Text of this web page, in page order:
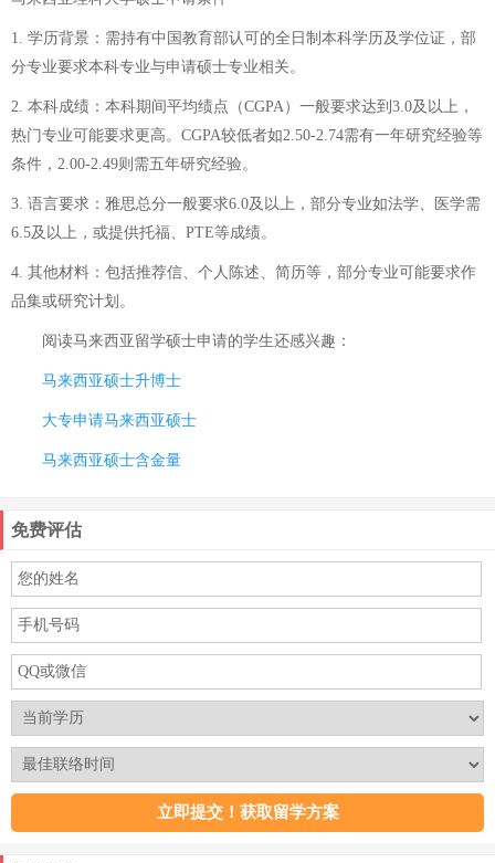
1. 学历背景：需持有中国教育部认可的全日制本科学历及学位证，部
分专业要求本科专业与申请硕士专业相关。
2. 本科成绩：本科期间平均绩点（CGPA）一般要求达到3.0及以上，
热门专业可能要求更高。CGPA较低者如2.50-2.74需有一年研究经验等
条件，2.00-2.49则需五年研究经验。
3. 语言要求：雅思总分一般要求6.0及以上，部分专业如法学、医学需
6.5及以上，或提供托福、PTE等成绩。
4. 其他材料：包括推荐信、个人陈述、简历等，部分专业可能要求作
品集或研究计划。
阅读马来西亚留学硕士申请的学生还感兴趣：
马来西亚硕士升博士
大专申请马来西亚硕士
马来西亚硕士含金量
免费评估